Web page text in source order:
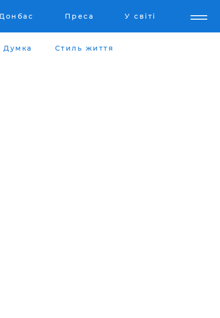
Преса У світі
Думка Стиль життя